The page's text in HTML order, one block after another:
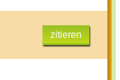
zitieren